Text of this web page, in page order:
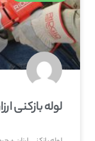
لوله بازکنی ارزان